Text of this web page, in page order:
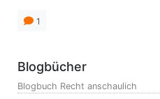
1
Blogbücher
Blogbuch Recht anschaulich